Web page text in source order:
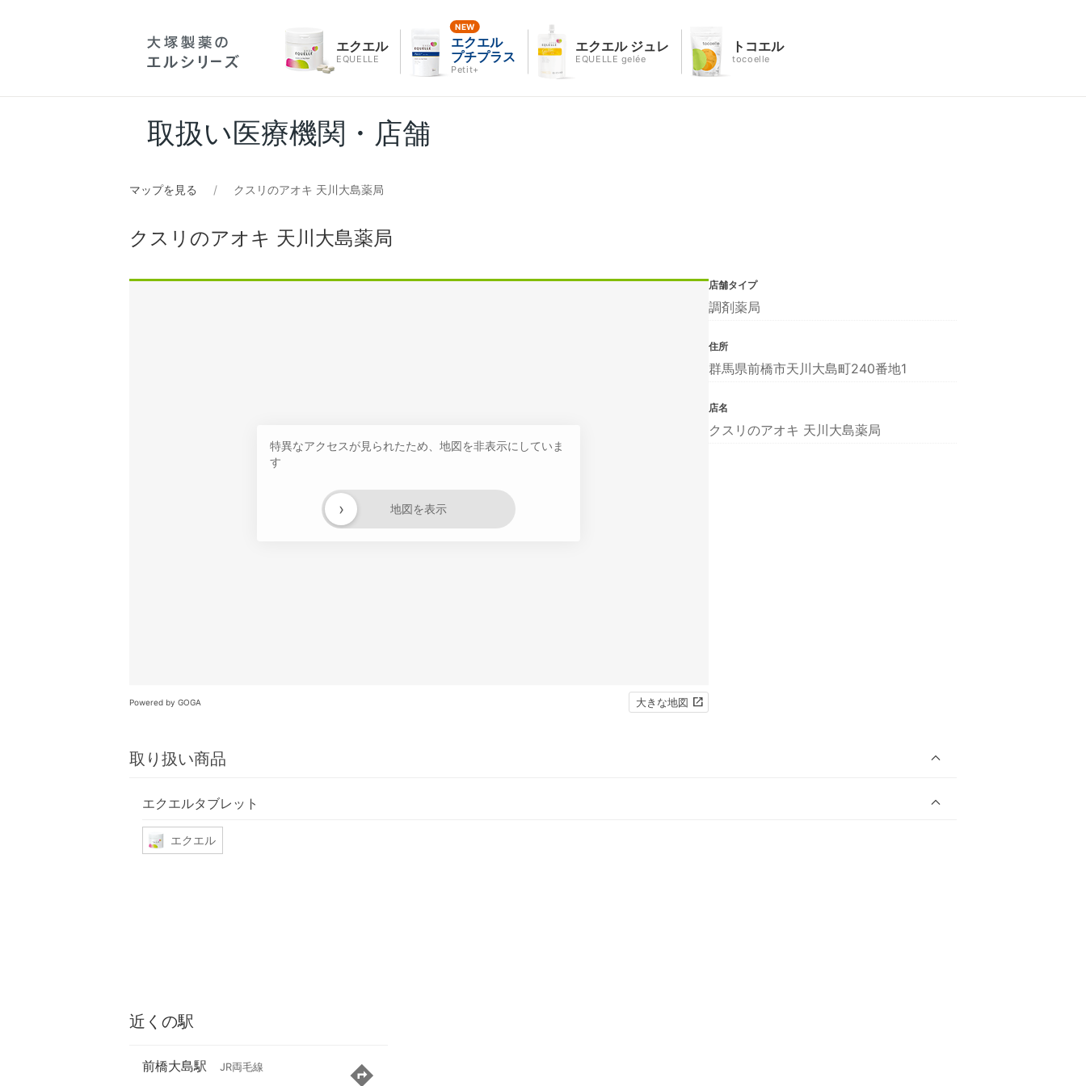
エクエル
EQUELLE
エクエル
プチプラス
Petit+
エクエル ジュレ
EQUELLE gelée
トコエル
tocoelle
取扱い医療機関・店舗
マップを見る クスリのアオキ 天川大島薬局
クスリのアオキ 天川大島薬局
特異なアクセスが見られたため、地図を非表示にしていま
す
地図を表示
›
Powered by GOGA 大きな地図
取り扱い商品
エクエルタブレット
エクエル
店舗タイプ
調剤薬局
住所
群馬県前橋市天川大島町240番地1
店名
クスリのアオキ 天川大島薬局
近くの駅
前橋大島駅 JR両毛線